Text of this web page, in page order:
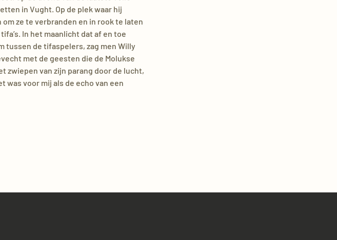
in Vught. Op de plek waar hij
ze te verbranden en in rook te laten
In het maanlicht dat af en toe
tussen de tifaspelers, zag men Willy
met de geesten die de Molukse
zwiepen van zijn parang door de lucht,
was voor mij als de echo van een